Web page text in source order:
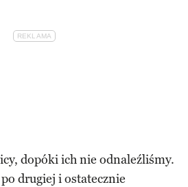
dopóki ich nie odnaleźliśmy.
drugiej i ostatecznie